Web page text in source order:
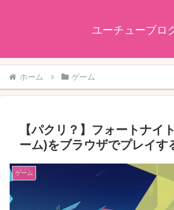
ユーチューブロ
ホーム ゲーム
【パクリ？】フォートナイ
ーム)をブラウザでプレイす
ゲーム